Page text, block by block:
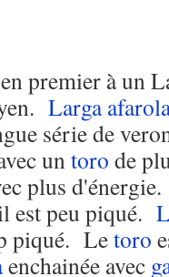
premier à un
Larga
série de
untoro de
plus
est peu piqué.
piqué. Letoro
enchainée avec